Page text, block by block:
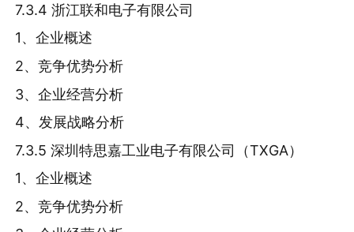
7.3.4 浙江联和电子有限公司
1、企业概述
2、竞争优势分析
3、企业经营分析
4、发展战略分析
7.3.5 深圳特思嘉工业电子有限公司（TXGA）
1、企业概述
2、竞争优势分析